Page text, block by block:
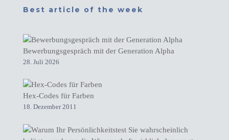
Best article of the week
Bewerbungsgespräch mit der Generation Alpha
28. Juli 2026
Hex-Codes für Farben
18. Dezember 2011